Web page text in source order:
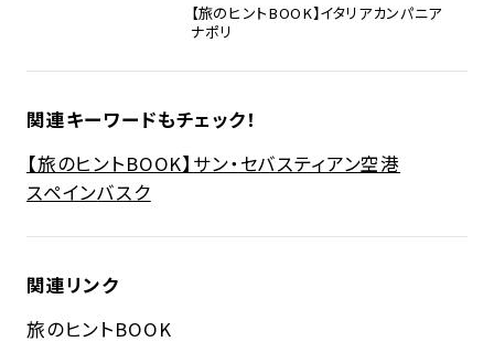
【旅のヒントBOOK】イタリアカンパニア
ナポリ
関連キーワードもチェック！
【旅のヒントBOOK】 サン・セバスティアン空港
スペインバスク
関連リンク
旅のヒントBOOK